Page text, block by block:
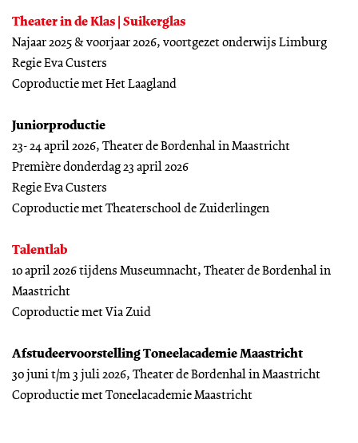
Theater in de Klas | Suikerglas
Najaar 2025 & voorjaar 2026, voortgezet onderwijs Limburg
Regie Eva Custers
Coproductie met Het Laagland
Juniorproductie
23- 24 april 2026, Theater de Bordenhal in Maastricht
Première donderdag 23 april 2026
Regie Eva Custers
Coproductie met Theaterschool de Zuiderlingen
Talentlab
10 april 2026 tijdens Museumnacht, Theater de Bordenhal in
Maastricht
Coproductie met Via Zuid
Afstudeervoorstelling Toneelacademie Maastricht
30 juni t/m 3 juli 2026, Theater de Bordenhal in Maastricht
Coproductie met Toneelacademie Maastricht